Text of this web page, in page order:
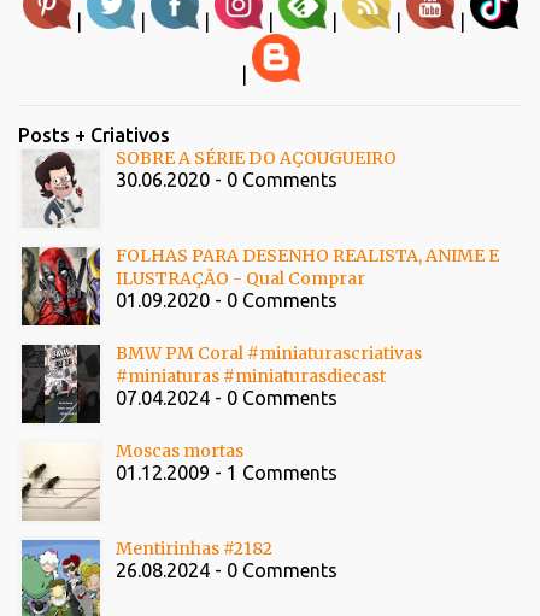
| | | | | | |
Posts + Criativos
SOBRE A SÉRIE DO AÇOUGUEIRO
30.06.2020 - 0 Comments
FOLHAS PARA DESENHO REALISTA, ANIME E
ILUSTRAÇÃO - Qual Comprar
01.09.2020 - 0 Comments
BMW PM Coral #miniaturascriativas
#miniaturas #miniaturasdiecast
07.04.2024 - 0 Comments
Moscas mortas
01.12.2009 - 1 Comments
Mentirinhas #2182
26.08.2024 - 0 Comments